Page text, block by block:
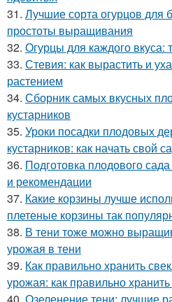
31. Лучшие сорта огурцов для
простоты выращивания
32. Огурцы для каждого вкуса:
33. Стевия: как вырастить и
растением
34. Сборник самых вкусных
кустарников
35. Уроки посадки плодовых
кустарников: как начать свой
36. Подготовка плодового
и рекомендации
37. Какие корзины лучше
плетеные корзины так
38. В тени тоже можно
урожая в тени
39. Как правильно хранить
урожая: как правильно
40. Озеленение тени: лучшие